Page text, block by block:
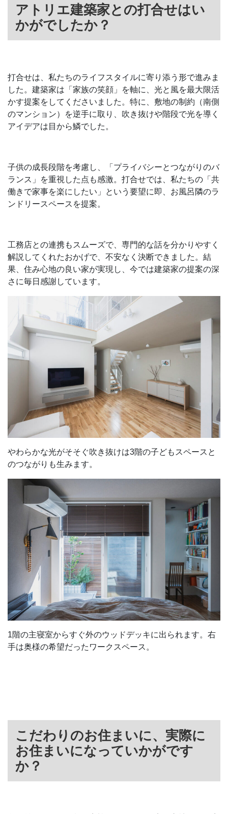
アトリエ建築家との打合せはい
かがでしたか？
打合せは、私たちのライフスタイルに寄り添う形で進みま
した。建築家は「家族の笑顔」を軸に、光と風を最大限活
かす提案をしてくださいました。特に、敷地の制約（南側
のマンション）を逆手に取り、吹き抜けや階段で光を導く
アイデアは目から鱗でした。
子供の成長段階を考慮し、「プライバシーとつながりのバ
ランス」を重視した点も感激。打合せでは、私たちの「共
働きで家事を楽にしたい」という要望に即、お風呂隣のラ
ンドリースペースを提案。
工務店との連携もスムーズで、専門的な話を分かりやすく
解説してくれたおかげで、不安なく決断できました。結
果、住み心地の良い家が実現し、今では建築家の提案の深
さに毎日感謝しています。
やわらかな光がそそぐ吹き抜けは3階の子どもスペースと
のつながりも生みます。
1階の主寝室からすぐ外のウッドデッキに出られます。右
手は奥様の希望だったワークスペース。
こだわりのお住まいに、実際に
お住まいになっていかがです
か？